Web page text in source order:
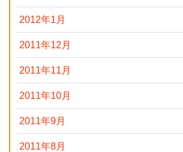
2012年1月
2011年12月
2011年11月
2011年10月
2011年9月
2011年8月